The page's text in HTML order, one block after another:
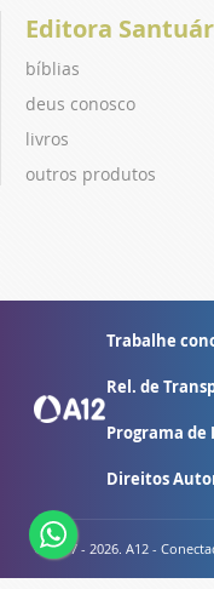
Editora
bíblias
deus conosco
livros
outros produtos
Trabalhe
Rel. de
Programa
Direitos
© 2007 - 2026. A12 -